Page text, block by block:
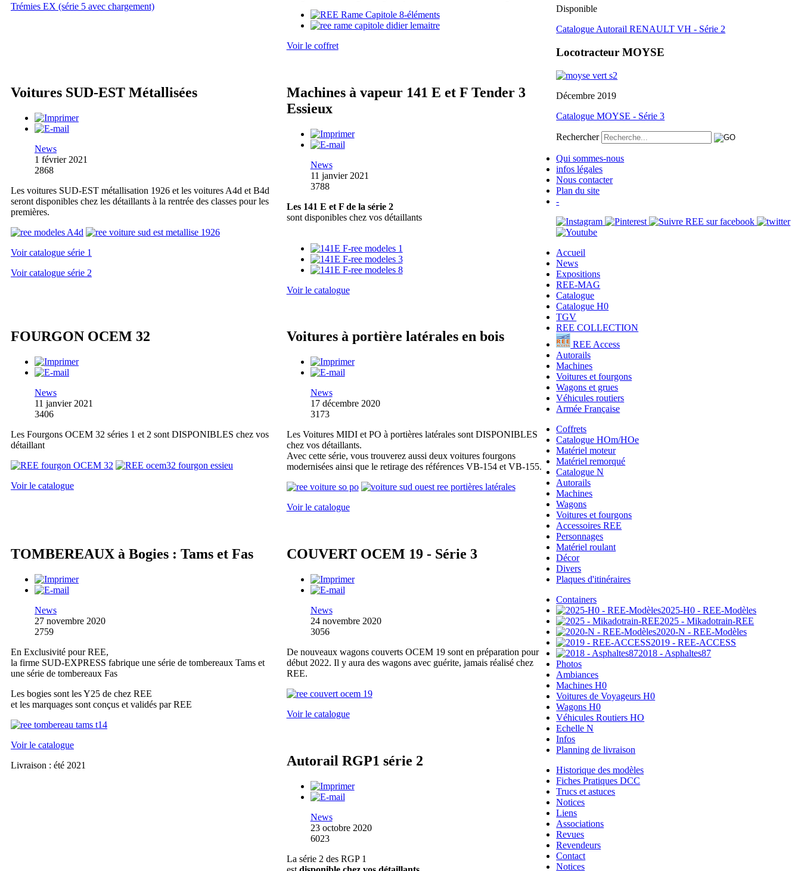
Trémies EX (série 5 avec chargement)
Voir le coffret
Voitures SUD-EST Métallisées
News
1 février 2021
2868
Les voitures SUD-EST métallisation 1926 et les voitures A4d et B4d
seront disponibles chez les détaillants à la rentrée des classes pour les
premières.
Voir catalogue série 1
Voir catalogue série 2
Machines à vapeur 141 E et F Tender 3
Essieux
News
11 janvier 2021
3788
Les 141 E et F de la série 2
sont disponibles chez vos détaillants
Voir le catalogue
FOURGON OCEM 32
News
11 janvier 2021
3406
Les Fourgons OCEM 32 séries 1 et 2 sont DISPONIBLES chez vos
détaillant
Voir le catalogue
Voitures à portière latérales en bois
News
17 décembre 2020
3173
Les Voitures MIDI et PO à portières latérales sont DISPONIBLES
chez vos détaillants.
Avec cette série, vous trouverez aussi deux voitures fourgons
modernisées ainsi que le retirage des références VB-154 et VB-155.
Voir le catalogue
TOMBEREAUX à Bogies : Tams et Fas
News
27 novembre 2020
2759
En Exclusivité pour REE,
la firme SUD-EXPRESS fabrique une série de tombereaux Tams et
une série de tombereaux Fas
Les bogies sont les Y25 de chez REE
et les marquages sont conçus et validés par REE
Voir le catalogue
Livraison : été 2021
COUVERT OCEM 19 - Série 3
News
24 novembre 2020
3056
De nouveaux wagons couverts OCEM 19 sont en préparation pour
début 2022. Il y aura des wagons avec guérite, jamais réalisé chez
REE.
Voir le catalogue
Autorail RGP1 série 2
News
23 octobre 2020
6023
La série 2 des RGP 1
Disponible
Catalogue Autorail RENAULT VH - Série 2
Locotracteur MOYSE
Décembre 2019
Catalogue MOYSE - Série 3
Rechercher
Qui sommes-nous
infos légales
Nous contacter
Plan du site
-
Accueil
News
Expositions
REE-MAG
Catalogue
Catalogue H0
TGV
REE COLLECTION
REE Access
Autorails
Machines
Voitures et fourgons
Wagons et grues
Véhicules routiers
Armée Française
Coffrets
Catalogue HOm/HOe
Matériel moteur
Matériel remorqué
Catalogue N
Autorails
Machines
Wagons
Voitures et fourgons
Accessoires REE
Personnages
Matériel roulant
Décor
Divers
Plaques d'itinéraires
Containers
2025-H0 - REE-Modèles
2025 - Mikadotrain-REE
2020-N - REE-Modèles
2019 - REE-ACCESS
2018 - Asphaltes87
Photos
Ambiances
Machines H0
Voitures de Voyageurs H0
Wagons H0
Véhicules Routiers HO
Echelle N
Infos
Planning de livraison
Historique des modèles
Fiches Pratiques DCC
Trucs et astuces
Notices
Liens
Associations
Revues
Revendeurs
Contact
Notices